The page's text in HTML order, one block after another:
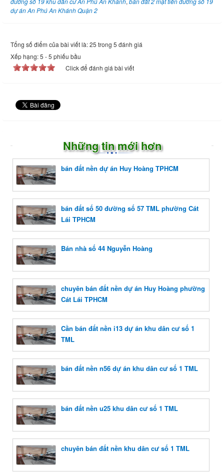
dự án An Phú An Khánh Quận 2
Tổng số điểm của bài viết là: 25 trong 5 đánh giá
Xếp hạng:5 -5 phiếu bầu
Click để đánh giá bài viết
Những tin mới hơn
bán đất nền dự án Huy Hoàng TPHCM
bán đất số 50 đường số 57 TML phường Cát
Lái TPHCM
Bán nhà số 44 Nguyễn Hoàng
chuyên bán đất nền dự án Huy Hoàng phường
Cát Lái TPHCM
Cần bán đất nền i13 dự án khu dân cư số 1
TML
bán đất nền n56 dự án khu dân cư số 1 TML
bán đất nền u25 khu dân cư số 1 TML
chuyên bán đất nền khu dân cư số 1 TML